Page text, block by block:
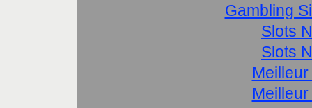
Gambling
Slots
Slots